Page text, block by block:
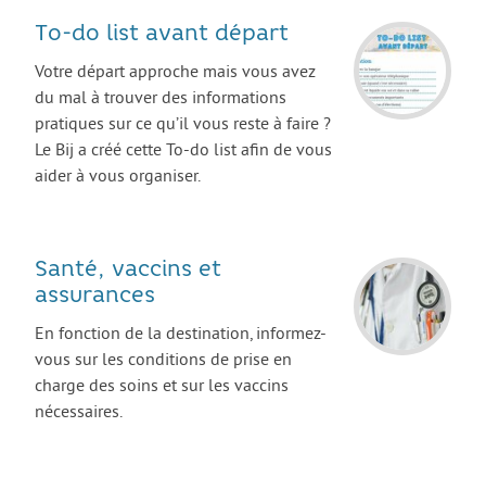
Qui peut m’accompagner ?
Les offres
ETUDES / FORMATION
L’orientation
Bafa et animation
La formation continue
Métiers en uniforme
Année de Césure
To-do list avant départ
Votre départ approche mais vous avez
du mal à trouver des informations
pratiques sur ce qu’il vous reste à faire ?
Le Bij a créé cette To-do list afin de vous
aider à vous organiser.
Santé, vaccins et
assurances
En fonction de la destination, informez-
vous sur les conditions de prise en
charge des soins et sur les vaccins
nécessaires.